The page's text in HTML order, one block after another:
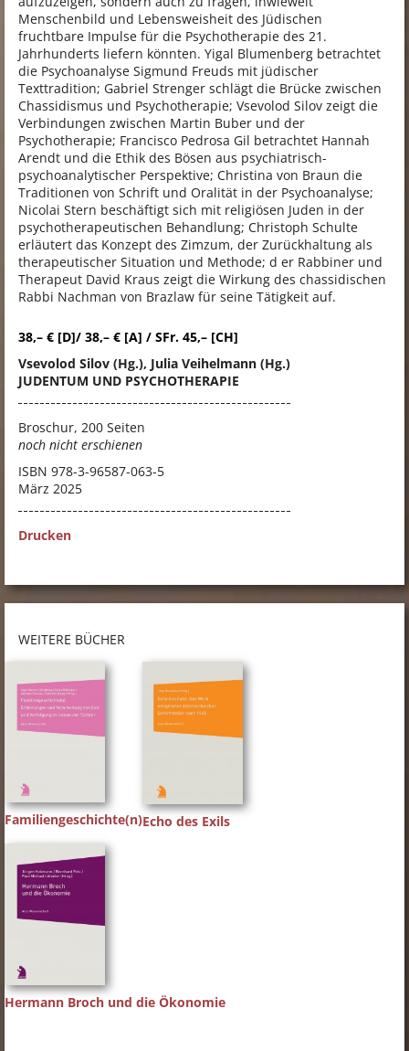
Menschenbild und Lebensweisheit des Jüdischen
fruchtbare Impulse für die Psychotherapie des 21.
Jahrhunderts liefern könnten. Yigal Blumenberg betrachtet
die Psychoanalyse Sigmund Freuds mit jüdischer
Texttradition; Gabriel Strenger schlägt die Brücke zwischen
Chassidismus und Psychotherapie; Vsevolod Silov zeigt die
Verbindungen zwischen Martin Buber und der
Psychotherapie; Francisco Pedrosa Gil betrachtet Hannah
Arendt und die Ethik des Bösen aus psychiatrisch-
psychoanalytischer Perspektive; Christina von Braun die
Traditionen von Schrift und Oralität in der Psychoanalyse;
Nicolai Stern beschäftigt sich mit religiösen Juden in der
psychotherapeutischen Behandlung; Christoph Schulte
erläutert das Konzept des Zimzum, der Zurückhaltung als
therapeutischer Situation und Methode; d er Rabbiner und
Therapeut David Kraus zeigt die Wirkung des chassidischen
Rabbi Nachman von Brazlaw für seine Tätigkeit auf.
38,– € [D]/ 38,– € [A] / SFr. 45,– [CH]
Vsevolod Silov (Hg.), Julia Veihelmann (Hg.)
JUDENTUM UND PSYCHOTHERAPIE
Broschur, 200 Seiten
noch nicht erschienen
ISBN 978-3-96587-063-5
März 2025
Drucken
WEITERE BÜCHER
Familiengeschichte(n)Echo des Exils
Hermann Broch und die Ökonomie